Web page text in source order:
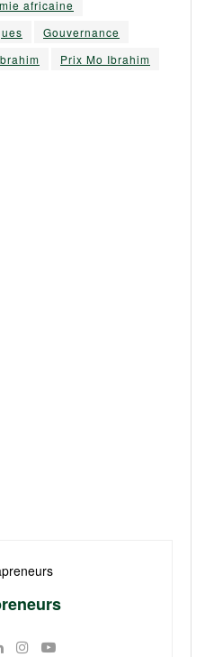
africaine
Gouvernance
Prix Mo Ibrahim